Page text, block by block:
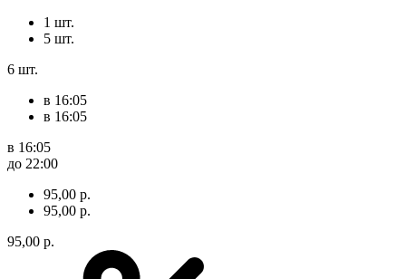
1 шт.
5 шт.
6 шт.
в 16:05
в 16:05
в 16:05
до 22:00
95,00 р.
95,00 р.
95,00 р.